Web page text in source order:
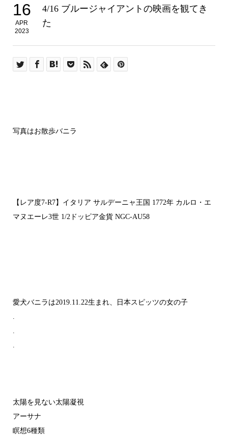
16
APR
2023
4/16 ブルージャイアントの映画を観てき
た
写真はお散歩バニラ
【レア度7-R7】イタリア サルデーニャ王国 1772年 カルロ・エ
マヌエーレ3世 1/2ドッピア金貨 NGC-AU58
愛犬バニラは2019.11.22生まれ、日本スピッツの女の子
.
.
.
太陽を見ない太陽凝視
アーサナ
瞑想6種類